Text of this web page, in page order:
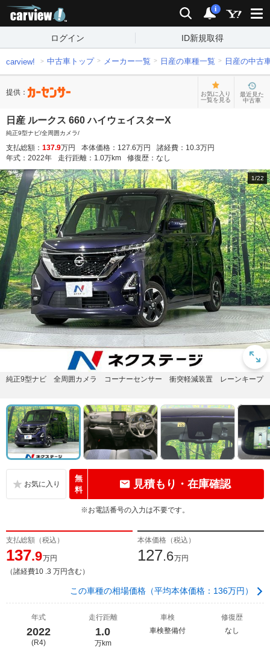
検索 通知
i
ログイン ID新規取得
carview! 中古車トップ メーカー一覧 日産の車種一覧 日産の中古
提供：
お気に入り
一覧を見る
最近見た
中古車
日産 ルークス 660 ハイウェイスターX
純正9型ナビ/全周囲カメラ/
支払総額： 137.9万円 本体価格： 127.6万円 諸経費： 10.3万円
年式： 2022年 走行距離： 1.0万km 修復歴： なし
1/22
純正9型ナビ 全周囲カメラ コーナーセンサー 衝突軽減装置 レーンキープ
無
料
見積もり・在庫確認
※お電話番号の入力は不要です。
支払総額（税込）
137.9万円
（諸経費10 .3 万円含む）
本体価格（税込）
127.6万円
この車種の相場価格（平均本体価格：136万円）
年式
2022
(R4)
走行距離
1.0
万km
車検
車検整備付
修復歴
なし